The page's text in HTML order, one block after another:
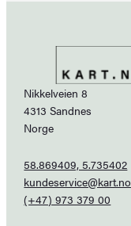
Nikkelveien 8
4313 Sandnes
Norge
58.869409, 5.735402
kundeservice@kart.no
(+47) 973 379 00